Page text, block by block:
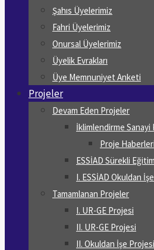
Şahıs Üyelerimiz
Fahri Üyelerimiz
Onursal Üyelerimiz
Üyelik Evrakları
Üye Memnuniyet Anketi
Projeler
Devam Eden Projeler
İklimlendirme
Proje Haberleri
ESSİAD Sürekli
I. ESSİAD Okuldan
Tamamlanan Projeler
I. UR-GE Projesi
II. UR-GE Projesi
II. Okuldan İşe Projesi